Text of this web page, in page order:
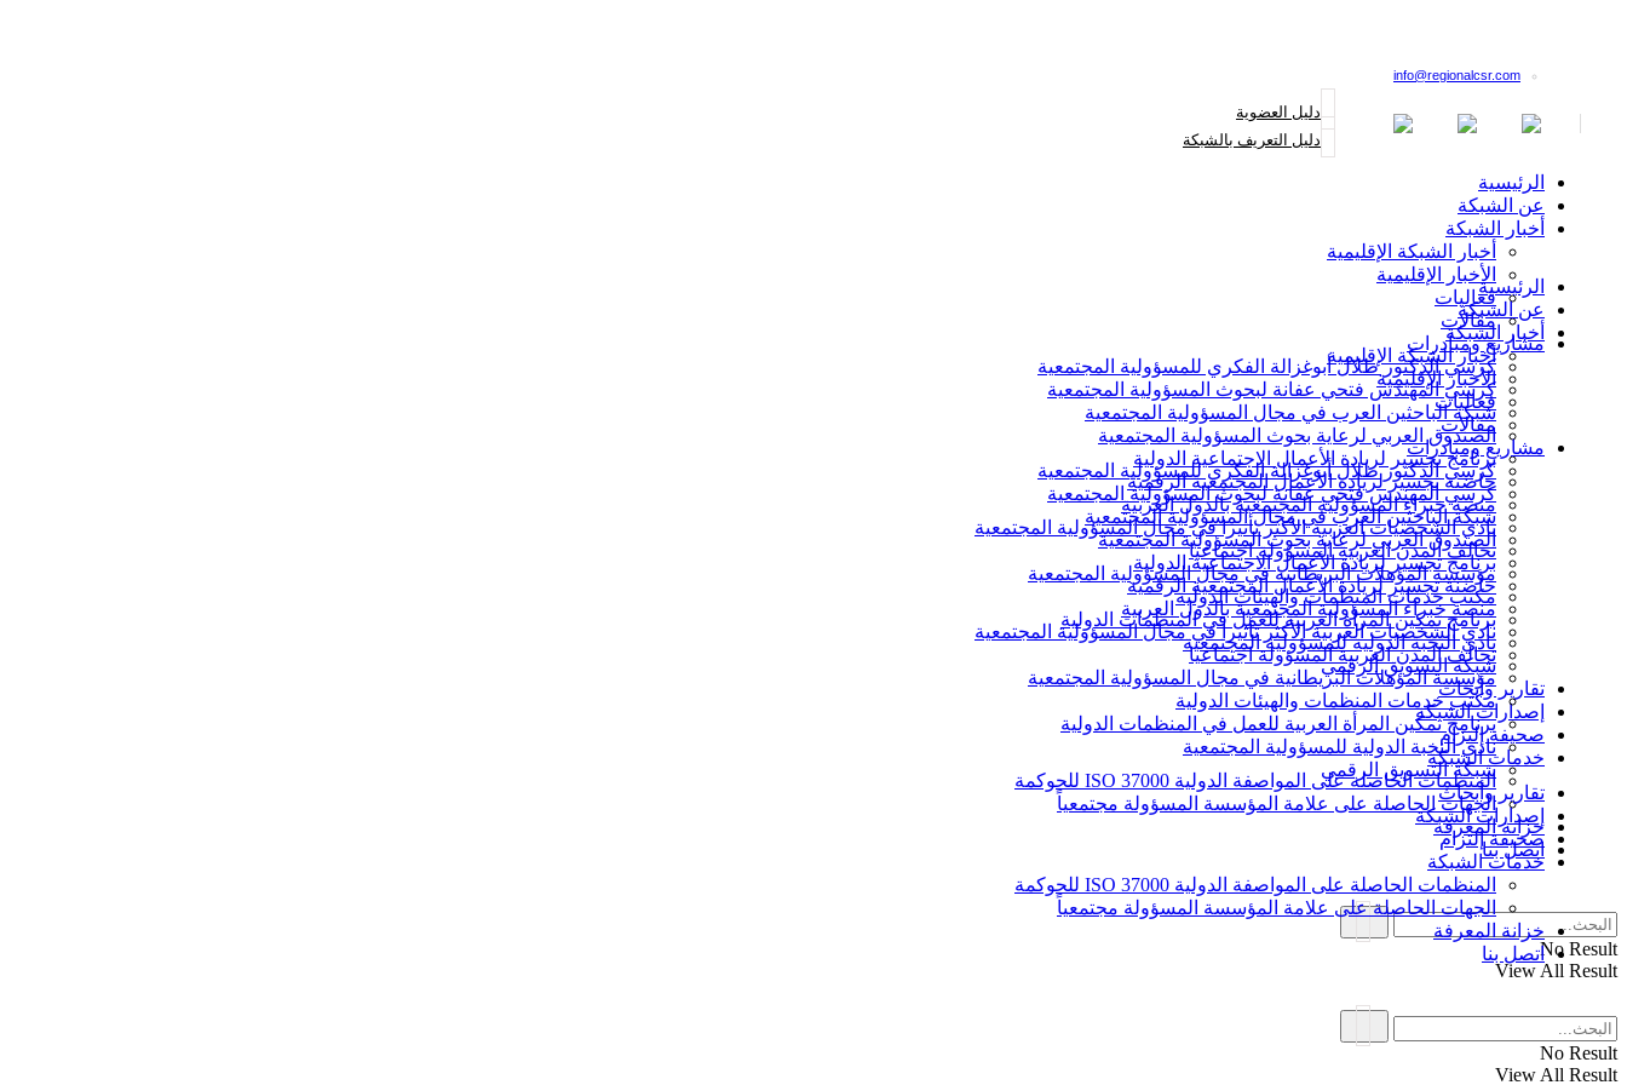
info@regionalcsr.com
دليل العضوية
دليل التعريف بالشبكة
الرئيسية
عن الشبكة
أخبار الشبكة
أخبار الشبكة الإقليمية
الأخبار الإقليمية
فعاليات
مقالات
مشاريع ومبادرات
كرسي الدكتور طلال أبوغزالة الفكري للمسؤولية المجتمعية
كرسي المهندس فتحي عفانة لبحوث المسؤولية المجتمعية
شبكة الباحثين العرب في مجال المسؤولية المجتمعية
الصندوق العربي لرعاية بحوث المسؤولية المجتمعية
برنامج تجسير لريادة الأعمال الاجتماعية الدولية
حاضنة تجسير لريادة الأعمال المجتمعية الرقمية
منصة خبراء المسؤولية المجتمعية بالدول العربية
نادي الشخصيات العربية الأكثر تأثيرا في مجال المسؤولية المجتمعية
تحالف المدن العربية المسؤولة اجتماعيا
مؤسسة المؤهلات البريطانية في مجال المسؤولية المجتمعية
مكتب خدمات المنظمات والهيئات الدولية
برنامج تمكين المرأة العربية للعمل في المنظمات الدولية
نادي النخبة الدولية للمسؤولية المجتمعية
شبكة التسويق الرقمي
تقارير وأبحاث
إصدارات الشبكة
صحيفة إلتزام
خدمات الشبكة
المنظمات الحاصلة على المواصفة الدولية ISO 37000 للحوكمة
الجهات الحاصلة على علامة المؤسسة المسؤولة مجتمعياً
خزانة المعرفة
اتصل بنا
No Result
View All Result
الرئيسية
عن الشبكة
أخبار الشبكة
أخبار الشبكة الإقليمية
الأخبار الإقليمية
فعاليات
مقالات
مشاريع ومبادرات
كرسي الدكتور طلال أبوغزالة الفكري للمسؤولية المجتمعية
كرسي المهندس فتحي عفانة لبحوث المسؤولية المجتمعية
شبكة الباحثين العرب في مجال المسؤولية المجتمعية
الصندوق العربي لرعاية بحوث المسؤولية المجتمعية
برنامج تجسير لريادة الأعمال الاجتماعية الدولية
حاضنة تجسير لريادة الأعمال المجتمعية الرقمية
منصة خبراء المسؤولية المجتمعية بالدول العربية
نادي الشخصيات العربية الأكثر تأثيرا في مجال المسؤولية المجتمعية
تحالف المدن العربية المسؤولة اجتماعيا
مؤسسة المؤهلات البريطانية في مجال المسؤولية المجتمعية
مكتب خدمات المنظمات والهيئات الدولية
برنامج تمكين المرأة العربية للعمل في المنظمات الدولية
نادي النخبة الدولية للمسؤولية المجتمعية
شبكة التسويق الرقمي
تقارير وأبحاث
إصدارات الشبكة
صحيفة إلتزام
خدمات الشبكة
المنظمات الحاصلة على المواصفة الدولية ISO 37000 للحوكمة
الجهات الحاصلة على علامة المؤسسة المسؤولة مجتمعياً
خزانة المعرفة
اتصل بنا
No Result
View All Result